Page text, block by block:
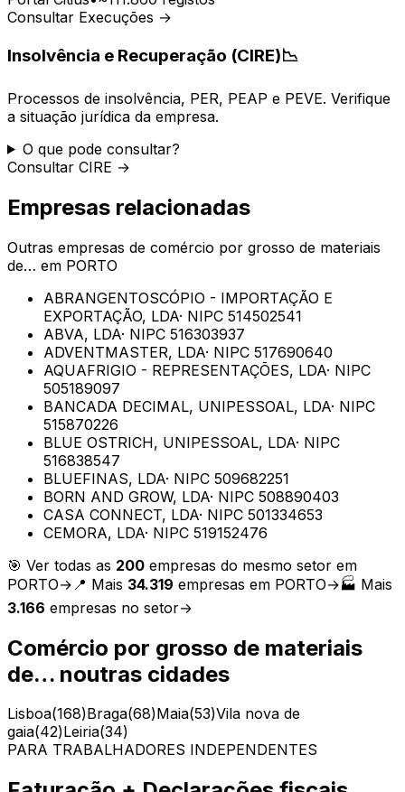
Consultar Execuções →
Insolvência e Recuperação (CIRE)📉
Processos de insolvência, PER, PEAP e PEVE. Verifique
a situação jurídica da empresa.
O que pode consultar?
Consultar CIRE →
Empresas relacionadas
Outras empresas de comércio por grosso de materiais
de… em PORTO
ABRANGENTOSCÓPIO - IMPORTAÇÃO E
EXPORTAÇÃO, LDA· NIPC 514502541
ABVA, LDA· NIPC 516303937
ADVENTMASTER, LDA· NIPC 517690640
AQUAFRIGIO - REPRESENTAÇÕES, LDA· NIPC
505189097
BANCADA DECIMAL, UNIPESSOAL, LDA· NIPC
515870226
BLUE OSTRICH, UNIPESSOAL, LDA· NIPC
516838547
BLUEFINAS, LDA· NIPC 509682251
BORN AND GROW, LDA· NIPC 508890403
CASA CONNECT, LDA· NIPC 501334653
CEMORA, LDA· NIPC 519152476
🎯 Ver todas as 200 empresas do mesmo setor em
PORTO→ 📍 Mais 34.319 empresas em PORTO→🏭 Mais
3.166 empresas no setor→
Comércio por grosso de materiais
de… noutras cidades
Lisboa(168)Braga(68)Maia(53)Vila nova de
gaia(42)Leiria(34)
PARA TRABALHADORES INDEPENDENTES